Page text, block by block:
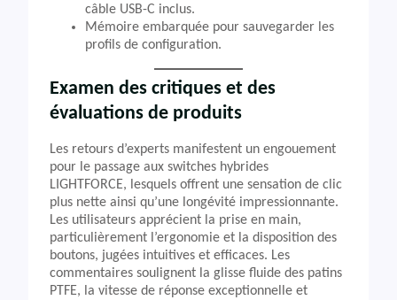
câble USB-C inclus.
Mémoire embarquée pour sauvegarder les
profils de configuration.
Examen des critiques et des
évaluations de produits
Les retours d’experts manifestent un engouement
pour le passage aux switches hybrides
LIGHTFORCE, lesquels offrent une sensation de clic
plus nette ainsi qu’une longévité impressionnante.
Les utilisateurs apprécient la prise en main,
particulièrement l’ergonomie et la disposition des
boutons, jugées intuitives et efficaces. Les
commentaires soulignent la glisse fluide des patins
PTFE, la vitesse de réponse exceptionnelle et